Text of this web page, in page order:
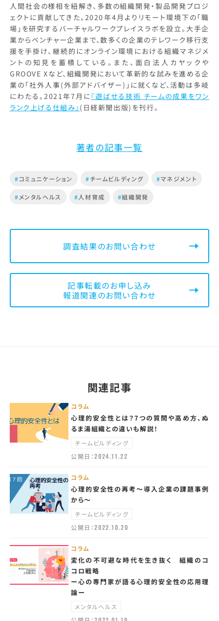
人間社会の様相を紐解き、多数の組織開発・製品開発プロジ
ェクトに貢献してきた。2020年4月よりリモート環境下の「職
場」を研究するバーチャルワークプレイスラボを設立。大手企
業からベンチャー企業まで、数多くの企業のテレワーク移行支
援を手掛け、継続的にオンライン環境における組織マネジメ
ントの知見を蓄積している。また、面白法人カヤックや
GROOVE Xなど、組織開発において革新的な試みを進める企
業の「社外人事(外部アドバイザー)」に就くなど、活動は多岐
にわたる。2021年7月に『遊ばせる技術 チームの成果をワン
ランク上げる仕組み』 (日経新聞出版)を刊行。
著者の記事一覧
#コミュニケーション #チームビルディング #マネジメント
#メンタルヘルス #人材育成 #組織開発
調査結果のお問い合わせ
記事転載のお申し込み
報道関連のお問い合わせ
関連記事
コラム
心理的安全性とは？7つの質問や高め方、ぬ
るま湯組織との違いも解説！
チームビルディング
公開日：2024.11.22
コラム
心理的安全性の再考～導入企業の課題事例
から～
チームビルディング
公開日：2022.10.20
コラム
変化の不可避な時代を生き抜く 組織のコ
コロ戦略
ー心の専門家が語る心理的安全性の応用理
論ー
メンタルヘルス